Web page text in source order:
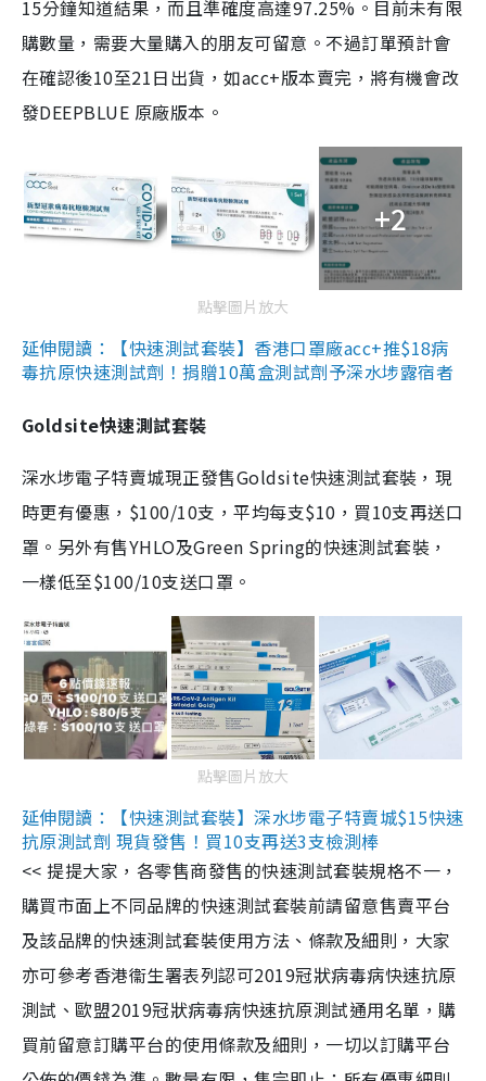
15分鐘知道結果，而且準確度高達97.25%。目前未有限
購數量，需要大量購入的朋友可留意。不過訂單預計會
在確認後10至21日出貨，如acc+版本賣完，將有機會改
發DEEPBLUE 原廠版本。
+2
點擊圖片放大
延伸閱讀：【快速測試套裝】香港口罩廠acc+推$18病
毒抗原快速測試劑！捐贈10萬盒測試劑予深水埗露宿者
Goldsite快速測試套裝
深水埗電子特賣城現正發售Goldsite快速測試套裝，現
時更有優惠，$100/10支，平均每支$10，買10支再送口
罩。另外有售YHLO及Green Spring的快速測試套裝，
一樣低至$100/10支送口罩。
點擊圖片放大
延伸閱讀：【快速測試套裝】深水埗電子特賣城$15快速
抗原測試劑 現貨發售！買10支再送3支檢測棒
<< 提提大家，各零售商發售的快速測試套裝規格不一，
購買市面上不同品牌的快速測試套裝前請留意售賣平台
及該品牌的快速測試套裝使用方法、條款及細則，大家
亦可參考香港衞生署表列認可2019冠狀病毒病快速抗原
測試、歐盟2019冠狀病毒病快速抗原測試通用名單，購
買前留意訂購平台的使用條款及細則，一切以訂購平台